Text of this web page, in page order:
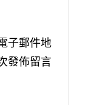
子郵件地
發佈留言